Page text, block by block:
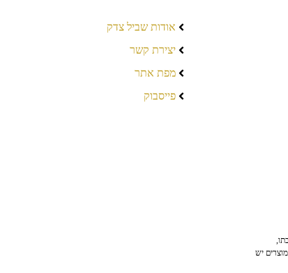
אודות שביל צדק
יצירת קשר
מפת אתר
פייסבוק
יש